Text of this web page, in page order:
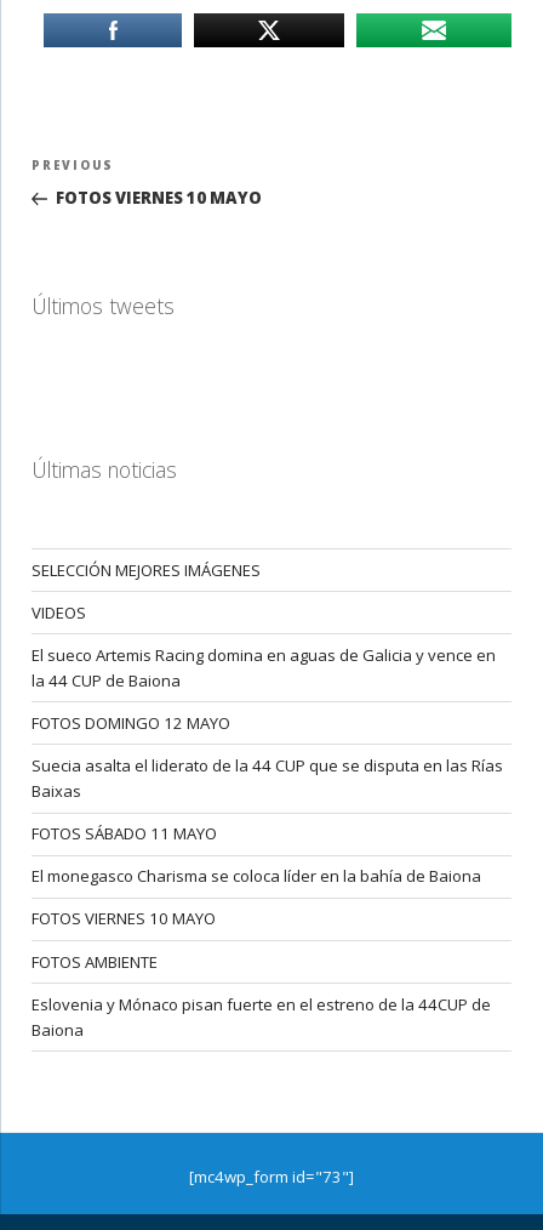
Navegación
entradas
Previous
Post
PREVIOUS
FOTOS VIERNES 10 MAYO
Últimos tweets
Últimas noticias
SELECCIÓN MEJORES IMÁGENES
VIDEOS
El sueco Artemis Racing domina en aguas de Galicia y vence en
la 44 CUP de Baiona
FOTOS DOMINGO 12 MAYO
Suecia asalta el liderato de la 44 CUP que se disputa en las Rías
Baixas
FOTOS SÁBADO 11 MAYO
El monegasco Charisma se coloca líder en la bahía de Baiona
FOTOS VIERNES 10 MAYO
FOTOS AMBIENTE
Eslovenia y Mónaco pisan fuerte en el estreno de la 44CUP de
Baiona
[mc4wp_form id="73"]